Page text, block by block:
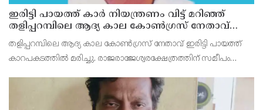
ഇരിട്ടി പായത്ത് കാർ നിയന്ത്രണം വിട്ട് മറിഞ്ഞ്
തളിപ്പറമ്പിലെ ആദ്യ കാല കോണ്‍ഗ്രസ് നേതാവ്
മരിച്ചു
തളിപ്പറമ്പിലെ ആദ്യ കാല കോണ്‍ഗ്രസ് നേതാവ് ഇരിട്ടി പായത്ത്
കാറപകടത്തില്‍ മരിച്ചു. രാജരാജേശ്വരക്ഷേത്രത്തിന് സമീപം